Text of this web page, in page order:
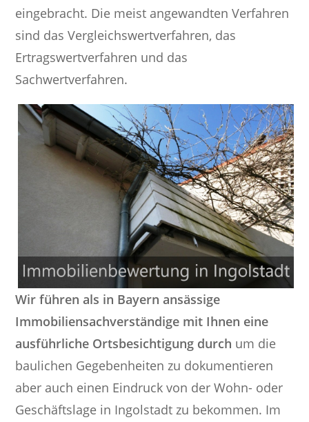
eingebracht. Die meist angewandten Verfahren
sind das Vergleichswertverfahren, das
Ertragswertverfahren und das
Sachwertverfahren.
Wir führen als in Bayern ansässige
Immobiliensachverständige mit Ihnen eine
ausführliche Ortsbesichtigung durch um die
baulichen Gegebenheiten zu dokumentieren
aber auch einen Eindruck von der Wohn- oder
Geschäftslage in Ingolstadt zu bekommen. Im